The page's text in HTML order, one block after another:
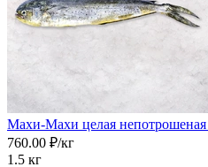
Махи-Махи целая
760.00 ₽/кг
1.5 кг